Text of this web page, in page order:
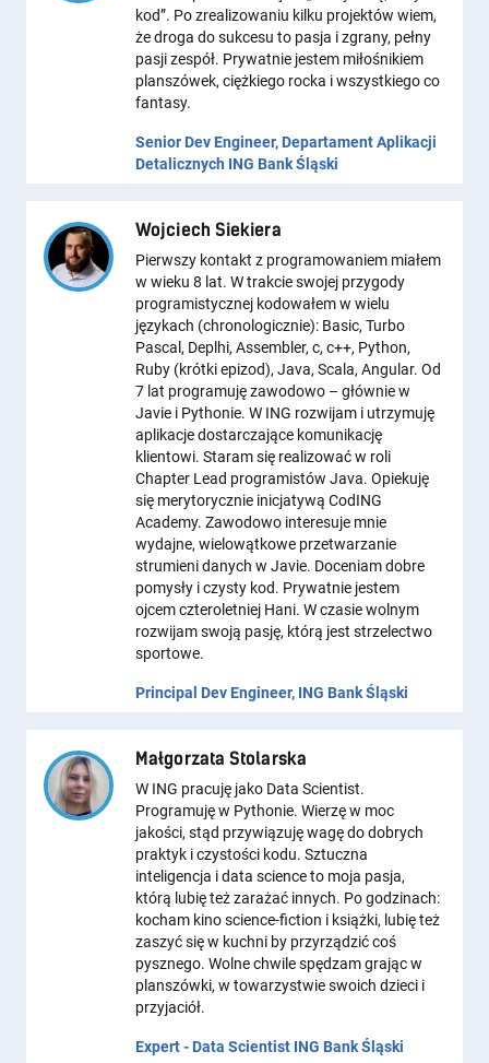
kod”. Po zrealizowaniu kilku projektów wiem,
że droga do sukcesu to pasja i zgrany, pełny
pasji zespół. Prywatnie jestem miłośnikiem
planszówek, ciężkiego rocka i wszystkiego co
fantasy.
Senior Dev Engineer, Departament Aplikacji
Detalicznych ING Bank Śląski
Wojciech Siekiera
Pierwszy kontakt z programowaniem miałem
w wieku 8 lat. W trakcie swojej przygody
programistycznej kodowałem w wielu
językach (chronologicznie): Basic, Turbo
Pascal, Deplhi, Assembler, c, c++, Python,
Ruby (krótki epizod), Java, Scala, Angular. Od
7 lat programuję zawodowo – głównie w
Javie i Pythonie. W ING rozwijam i utrzymuję
aplikacje dostarczające komunikację
klientowi. Staram się realizować w roli
Chapter Lead programistów Java. Opiekuję
się merytorycznie inicjatywą CodING
Academy. Zawodowo interesuje mnie
wydajne, wielowątkowe przetwarzanie
strumieni danych w Javie. Doceniam dobre
pomysły i czysty kod. Prywatnie jestem
ojcem czteroletniej Hani. W czasie wolnym
rozwijam swoją pasję, którą jest strzelectwo
sportowe.
Principal Dev Engineer, ING Bank Śląski
Małgorzata Stolarska
W ING pracuję jako Data Scientist.
Programuję w Pythonie. Wierzę w moc
jakości, stąd przywiązuję wagę do dobrych
praktyk i czystości kodu. Sztuczna
inteligencja i data science to moja pasja,
którą lubię też zarażać innych. Po godzinach:
kocham kino science-fiction i książki, lubię też
zaszyć się w kuchni by przyrządzić coś
pysznego. Wolne chwile spędzam grając w
planszówki, w towarzystwie swoich dzieci i
przyjaciół.
Expert - Data Scientist ING Bank Śląski